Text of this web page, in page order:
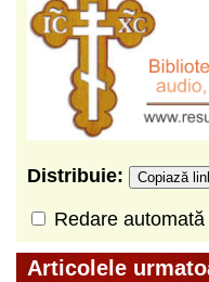
Distribuie: Copiază
Redare
Articolele